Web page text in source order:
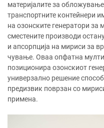
материјалите за
транспортните контейнери
на озонските генератори за
сместените производи
и апсорпција на мириси за
чување. Оваа опфатна
позиционира озонскиот
универзално решение
предизвик поврзан со
примена.